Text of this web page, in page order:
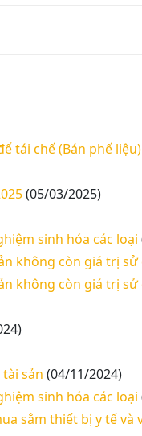
tái chế (Bán phế
(05/03/2025)
sinh hóa các loại
không còn giá trị sử
không còn giá trị sử
sản (04/11/2024)
sinh hóa các loại
sắm thiết bị y tế và